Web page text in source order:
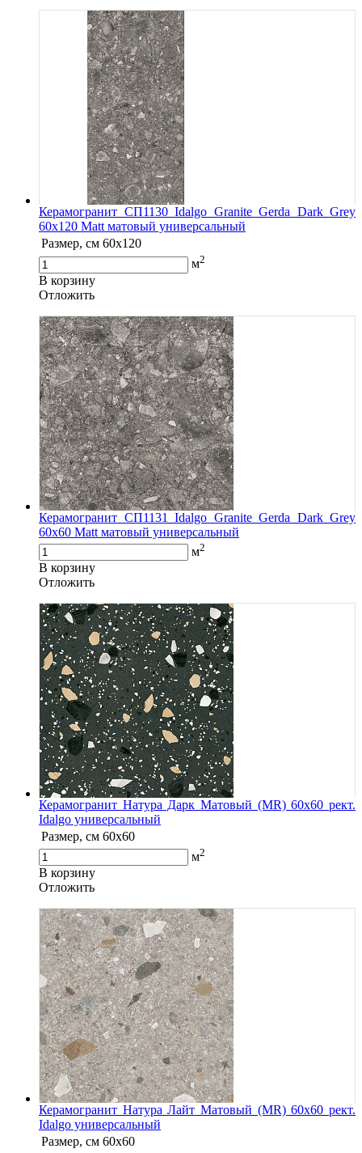
Керамогранит СП1130 Idalgo Granite Gerda Dark Grey
60х120 Matt матовый универсальный
Размер, см 60х120
м2
В корзину
Oтложить
Керамогранит СП1131 Idalgo Granite Gerda Dark Grey
60х60 Matt матовый универсальный
м2
В корзину
Oтложить
Керамогранит Натура Дарк Матовый (MR) 60х60 рект.
Idalgo универсальный
Размер, см 60х60
м2
В корзину
Oтложить
Керамогранит Натура Лайт Матовый (MR) 60х60 рект.
Idalgo универсальный
Размер, см 60х60